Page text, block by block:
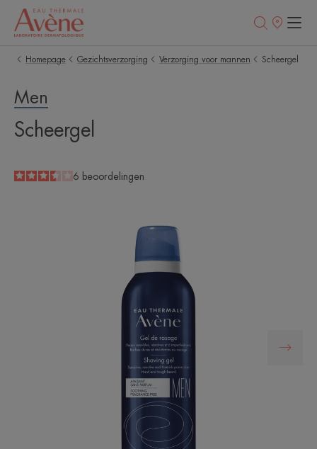
Homepage Gezichtsverzorging Verzorging voor mannen Scheergel
Men
Scheergel
3.5
/
5
6 beoordelingen